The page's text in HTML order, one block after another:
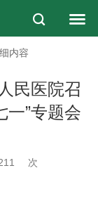
内容
民医院召
一”专题会
次